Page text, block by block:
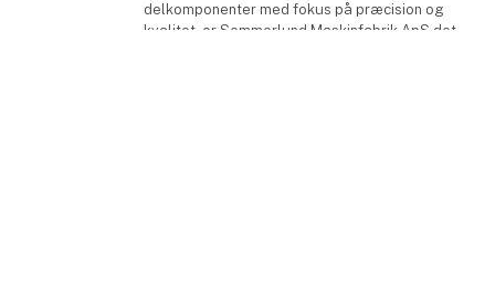
delkomponenter med fokus på præcision og
kvalitet, er Sommerlund Maskinfabrik ApS det